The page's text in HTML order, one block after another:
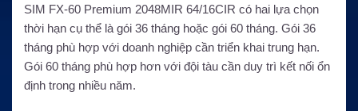
SIM FX-60 Premium 2048MIR 64/16CIR có hai lựa chọn
thời hạn cụ thể là gói 36 tháng hoặc gói 60 tháng. Gói 36
tháng phù hợp với doanh nghiệp cần triển khai trung hạn.
Gói 60 tháng phù hợp hơn với đội tàu cần duy trì kết nối ổn
định trong nhiều năm.